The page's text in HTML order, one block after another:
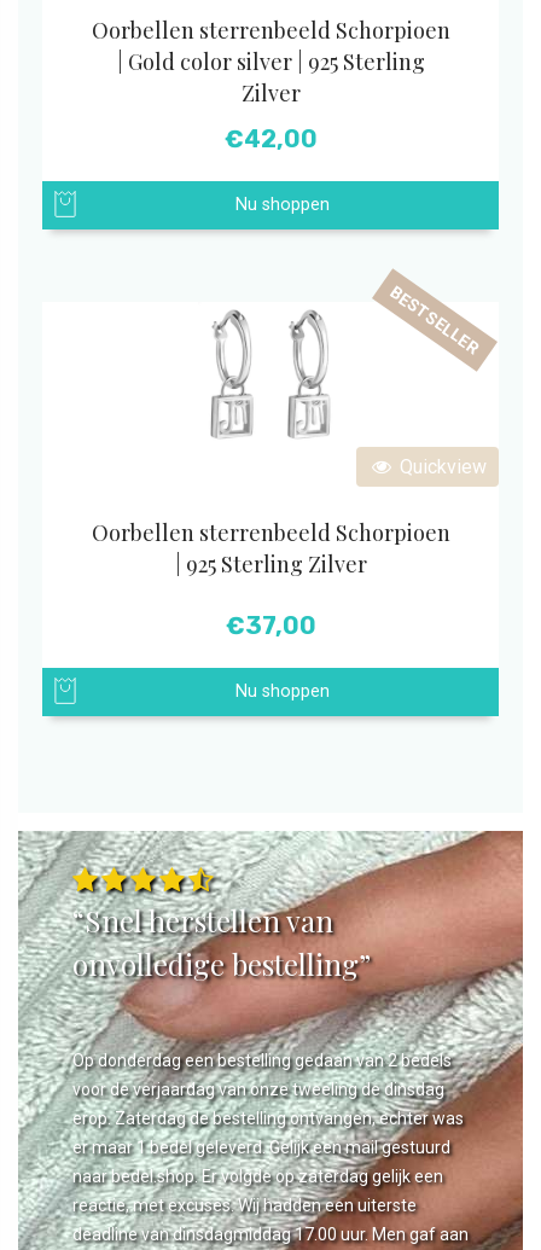
Oorbellen sterrenbeeld Schorpioen
| Gold color silver | 925 Sterling
Zilver
€42,00
Nu shoppen
Quickview
BESTSELLER
Oorbellen sterrenbeeld Schorpioen
| 925 Sterling Zilver
€37,00
Nu shoppen
“Snel herstellen van
onvolledige bestelling”
Op donderdag een bestelling gedaan van 2 bedels
voor de verjaardag van onze tweeling de dinsdag
erop. Zaterdag de bestelling ontvangen, echter was
er maar 1 bedel geleverd. Gelijk een mail gestuurd
naar bedel.shop. Er volgde op zaterdag gelijk een
reactie, met excuses. Wij hadden een uiterste
deadline van dinsdagmiddag 17.00 uur. Men gaf aan